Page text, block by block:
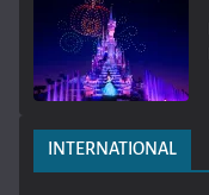
INTERNATIONAL